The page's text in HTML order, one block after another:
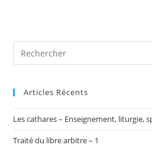
Articles Récents
Les cathares – Enseignement, liturgie,
Traité du libre arbitre – 1